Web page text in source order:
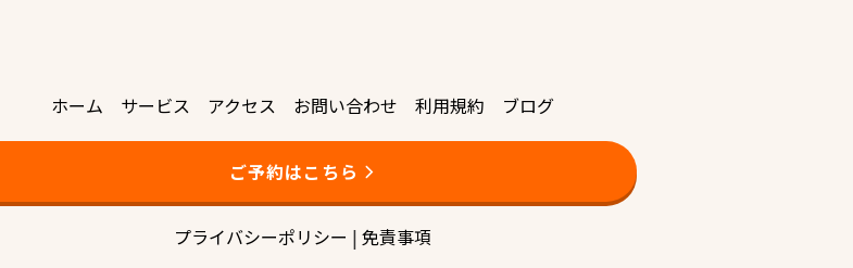
ホーム サービス アクセス お問い合わせ 利用規約 ブログ
ご予約はこちら
プライバシーポリシー | 免責事項